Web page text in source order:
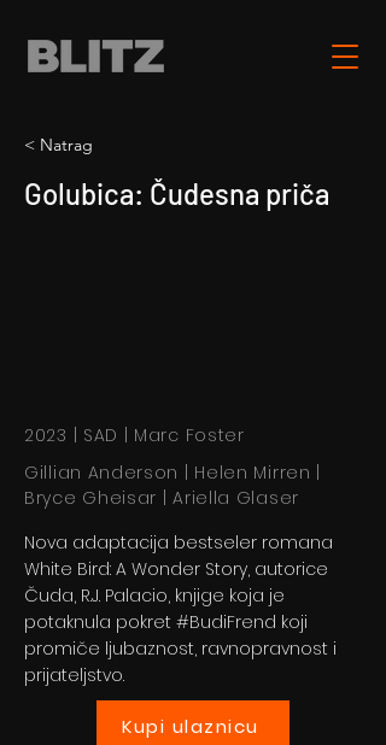
< Natrag
Golubica: Čudesna priča
2023 | SAD | Marc Foster
Gillian Anderson | Helen Mirren |
Bryce Gheisar | Ariella Glaser
Nova adaptacija bestseler romana
White Bird: A Wonder Story, autorice
Čuda, R.J. Palacio, knjige koja je
potaknula pokret #BudiFrend koji
promiče ljubaznost, ravnopravnost i
prijateljstvo.
Kupi ulaznicu